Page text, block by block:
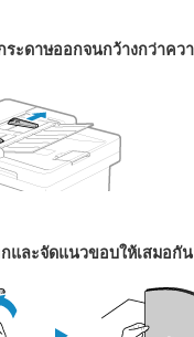
ระดาษออกจนกว้างกว่าคว
และจัดแนวขอบให้เสมอกัน